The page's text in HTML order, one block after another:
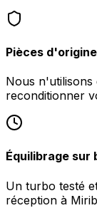
Pièces d'origine
Nous n'utilisons
reconditionner
Équilibrage sur
Un turbo testé
réception à